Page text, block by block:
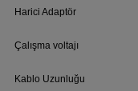
Harici Adaptör
Çalışma voltajı
Kablo Uzunluğu